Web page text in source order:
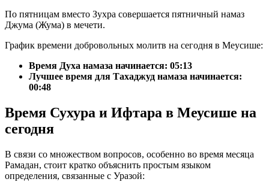
По пятницам вместо Зухра совершается пятничный намаз
Джума (Жума) в мечети.
График времени добровольных молитв на сегодня в Меусише:
Время Духа намаза начинается: 05:13
Лучшее время для Тахаджуд намаза начинается:
00:48
Время Сухура и Ифтара в Меусише на
сегодня
В связи со множеством вопросов, особенно во время месяца
Рамадан, стоит кратко объяснить простым языком
определения, связанные с Уразой: